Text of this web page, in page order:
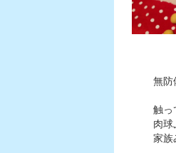
無防
触っ
肉
家